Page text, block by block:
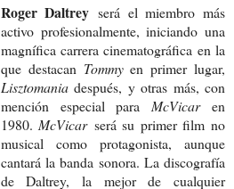
Roger Daltrey será el miembro más
activo profesionalmente, iniciando una
magnífica carrera cinematográfica en la
que destacan Tommyen primer lugar,
Lisztomaniadespués, y otras más, con
mención especial para McVicaren
1980. McVicarserá su primer film no
musical como protagonista, aunque
cantará la banda sonora. La discografía
de Daltrey, la mejor de cualquier